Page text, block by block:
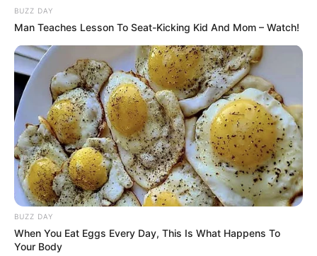
Egy fényűző esküvői terem ragyogó csillárjai alatt, ahol a
gazdag elit kifinomult eleganciája uralta a hangulatot, egy
váratlan jelenet egyetlen pillanat alatt darabokra törte a
tökéletesnek hitt estét. Közvetlenül a koccintás előtt egy
egyszerű szobalány rohant be a terembe zaklatott légzéssel,
remegő kézzel kiragadta a vőlegény italát, majd a földhöz
vágta a poharat. Az aranyfényben úszó teremre hirtelen
dermesztő csend telepedett. ✨⚠️
BUZZ DAY
Man Teaches Lesson To Seat-Kicking Kid And Mom – Watch!
BUZZ DAY
When You Eat Eggs Every Day, This Is What Happens To
Your Body